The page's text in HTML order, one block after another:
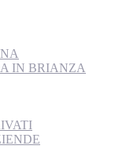
IN BRIANZA